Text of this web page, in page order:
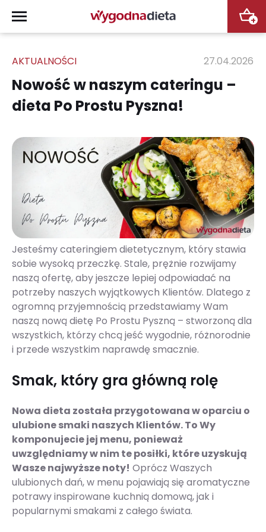
+
AKTUALNOŚCI 27.04.2026
Nowość w naszym cateringu –
dieta Po Prostu Pyszna!
Jesteśmy cateringiem dietetycznym, który stawia
sobie wysoką przeczkę. Stale, prężnie rozwijamy
naszą ofertę, aby jeszcze lepiej odpowiadać na
potrzeby naszych wyjątkowych Klientów. Dlatego z
ogromną przyjemnością przedstawiamy Wam
naszą nową dietę Po Prostu Pyszną – stworzoną dla
wszystkich, którzy chcą jeść wygodnie, różnorodnie
i przede wszystkim naprawdę smacznie.
Smak, który gra główną rolę
Nowa dieta została przygotowana w oparciu o
ulubione smaki naszych Klientów. To Wy
komponujecie jej menu, ponieważ
uwzględniamy w nim te posiłki, które uzyskują
Wasze najwyższe noty! Oprócz Waszych
ulubionych dań, w menu pojawiają się aromatyczne
potrawy inspirowane kuchnią domową, jak i
popularnymi smakami z całego świata.